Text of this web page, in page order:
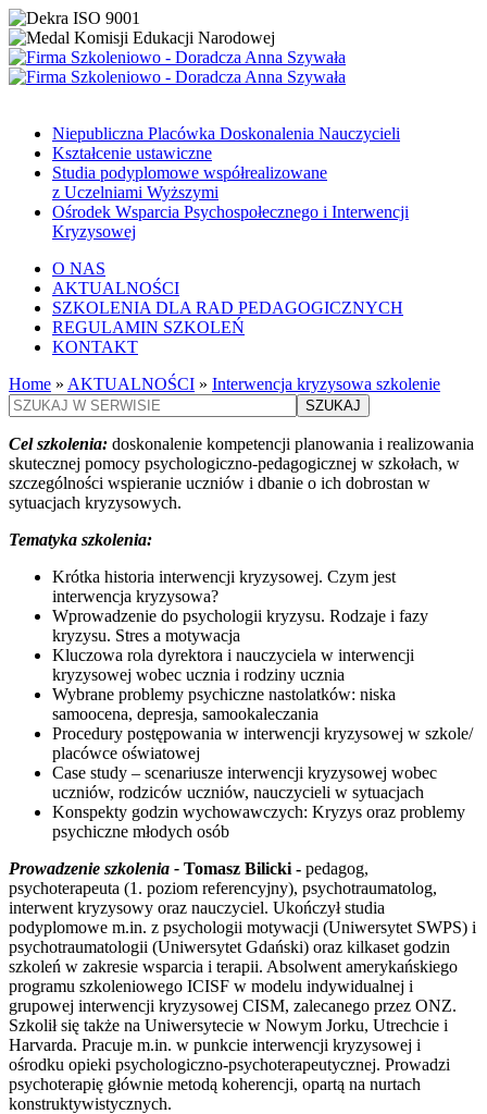
Niepubliczna Placówka Doskonalenia Nauczycieli
Kształcenie ustawiczne
Studia podyplomowe współrealizowane
z Uczelniami Wyższymi
Ośrodek Wsparcia Psychospołecznego i Interwencji
Kryzysowej
O NAS
AKTUALNOŚCI
SZKOLENIA DLA RAD PEDAGOGICZNYCH
REGULAMIN SZKOLEŃ
KONTAKT
Home » AKTUALNOŚCI » Interwencja kryzysowa szkolenie
SZUKAJ
Cel szkolenia: doskonalenie kompetencji planowania i realizowania
skutecznej pomocy psychologiczno-pedagogicznej w szkołach, w
szczególności wspieranie uczniów i dbanie o ich dobrostan w
sytuacjach kryzysowych.
Tematyka szkolenia:
Krótka historia interwencji kryzysowej. Czym jest
interwencja kryzysowa?
Wprowadzenie do psychologii kryzysu. Rodzaje i fazy
kryzysu. Stres a motywacja
Kluczowa rola dyrektora i nauczyciela w interwencji
kryzysowej wobec ucznia i rodziny ucznia
Wybrane problemy psychiczne nastolatków: niska
samoocena, depresja, samookaleczania
Procedury postępowania w interwencji kryzysowej w szkole/
placówce oświatowej
Case study – scenariusze interwencji kryzysowej wobec
uczniów, rodziców uczniów, nauczycieli w sytuacjach
Konspekty godzin wychowawczych: Kryzys oraz problemy
psychiczne młodych osób
Prowadzenie szkolenia - Tomasz Bilicki - pedagog,
psychoterapeuta (1. poziom referencyjny), psychotraumatolog,
interwent kryzysowy oraz nauczyciel. Ukończył studia
podyplomowe m.in. z psychologii motywacji (Uniwersytet SWPS) i
psychotraumatologii (Uniwersytet Gdański) oraz kilkaset godzin
szkoleń w zakresie wsparcia i terapii. Absolwent amerykańskiego
programu szkoleniowego ICISF w modelu indywidualnej i
grupowej interwencji kryzysowej CISM, zalecanego przez ONZ.
Szkolił się także na Uniwersytecie w Nowym Jorku, Utrechcie i
Harvarda. Pracuje m.in. w punkcie interwencji kryzysowej i
ośrodku opieki psychologiczno-psychoterapeutycznej. Prowadzi
psychoterapię głównie metodą koherencji, opartą na nurtach
konstruktywistycznych.